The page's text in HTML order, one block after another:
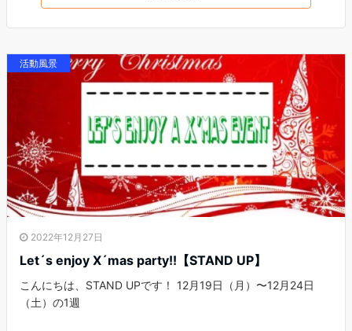
活動風景
2022年12月27日
Let´s enjoy X´mas party!!【STAND UP】
こんにちは、STAND UPです！ 12月19日（月）〜12月24日
（土）の1週